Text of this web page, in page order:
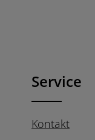
Service
Kontakt